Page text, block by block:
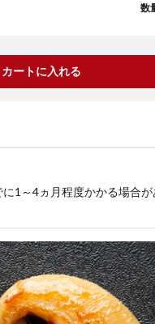
数
カートに入れる
1～4ヵ月程度かかる場合が